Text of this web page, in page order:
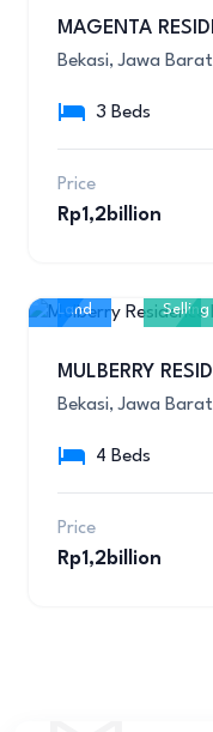
Bekasi, Jawa Barat
3 Beds
Price
Rp1,2billion
Land Selling
Bekasi, Jawa Barat
4 Beds
Price
Rp1,2billion